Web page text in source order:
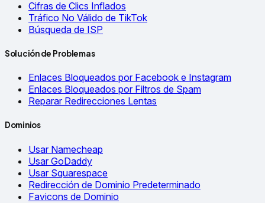
Cifras de Clics Inflados
Tráfico No Válido de TikTok
Búsqueda de ISP
Solución de Problemas
Enlaces Bloqueados por Facebook e Instagram
Enlaces Bloqueados por Filtros de Spam
Reparar Redirecciones Lentas
Dominios
Usar Namecheap
Usar GoDaddy
Usar Squarespace
Redirección de Dominio Predeterminado
Favicons de Dominio